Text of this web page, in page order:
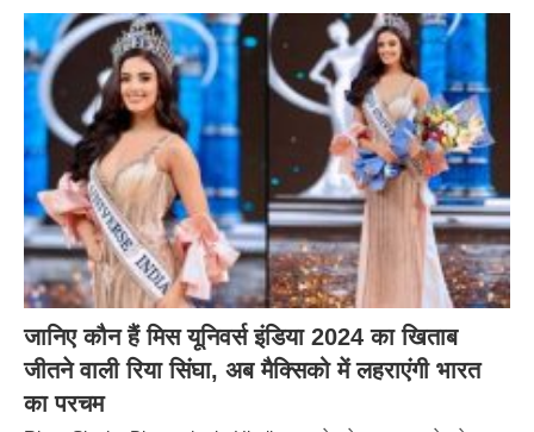
जानिए कौन हैं मिस यूनिवर्स इंडिया 2024 का खिताब
जीतने वाली रिया सिंघा, अब मैक्सिको में लहराएंगी भारत
का परचम